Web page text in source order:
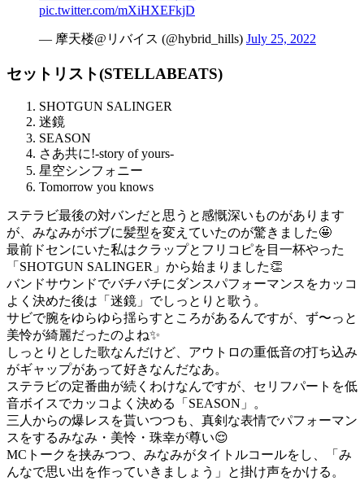
pic.twitter.com/mXiHXEFkjD
— 摩天楼@リバイス (@hybrid_hills) July 25, 2022
セットリスト(STELLABEATS)
SHOTGUN SALINGER
迷鏡
SEASON
さあ共に!-story of yours-
星空シンフォニー
Tomorrow you knows
ステラビ最後の対バンだと思うと感慨深いものがあります
が、みなみがボブに髪型を変えていたのが驚きました🤩
最前ドセンにいた私はクラップとフリコピを目一杯やった
「SHOTGUN SALINGER」から始まりました👏
バンドサウンドでバチバチにダンスパフォーマンスをカッコ
よく決めた後は「迷鏡」でしっとりと歌う。
サビで腕をゆらゆら揺らすところがあるんですが、ず〜っと
美怜が綺麗だったのよね✨
しっとりとした歌なんだけど、アウトロの重低音の打ち込み
がギャップがあって好きなんだなあ。
ステラビの定番曲が続くわけなんですが、セリフパートを低
音ボイスでカッコよく決める「SEASON」。
三人からの爆レスを貰いつつも、真剣な表情でパフォーマン
スをするみなみ・美怜・珠幸が尊い😌
MCトークを挟みつつ、みなみがタイトルコールをし、「み
んなで思い出を作っていきましょう」と掛け声をかける。